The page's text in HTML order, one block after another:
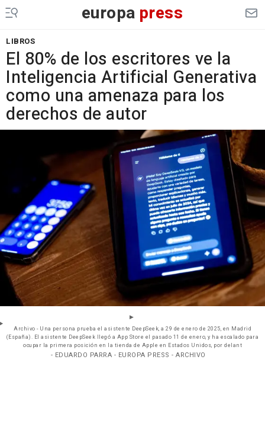
europa press
LIBROS
El 80% de los escritores ve la
Inteligencia Artificial Generativa
como una amenaza para los
derechos de autor
Archivo - Una persona prueba el asistente DeepSeek, a 29 de enero de 2025, en Madrid
(España). El asistente DeepSeek llegó a App Store el pasado 11 de enero, y ha escalado para
ocupar la primera posición en la tienda de Apple en Estados Unidos, por delant
- EDUARDO PARRA - EUROPA PRESS - ARCHIVO